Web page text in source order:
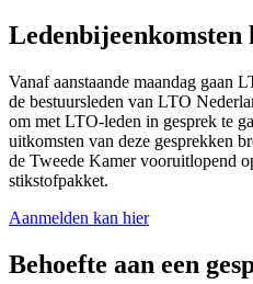
Ledenbijeenkomsten
Vanaf aanstaande maandag gaan
de bestuursleden van LTO
om met LTO-leden in gesprek te
uitkomsten van deze gesprekken
de Tweede Kamer vooruitlopend
stikstofpakket.
Aanmelden kan hier
Behoefte aan een